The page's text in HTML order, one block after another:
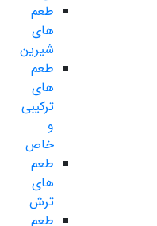
طعم
های
شیرین
طعم
های
ترکیبی
و
خاص
طعم
های
ترش
طعم